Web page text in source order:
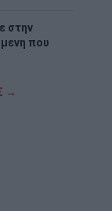
στην
που
- Οι
→